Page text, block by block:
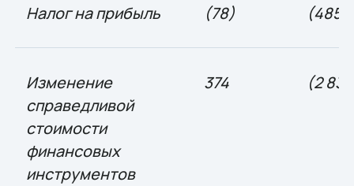
Налог на прибыль (78) (485)
Изменение
справедливой
стоимости
финансовых
инструментов
374 (2